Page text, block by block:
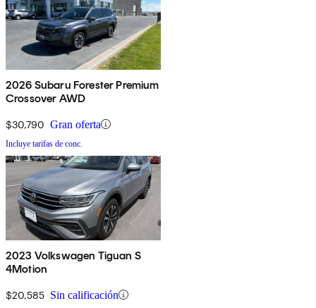
2026 Subaru Forester Premium
Crossover AWD
$30,790 Gran oferta
Incluye tarifas de conc.
2023 Volkswagen Tiguan S
4Motion
$20,585 Sin calificación